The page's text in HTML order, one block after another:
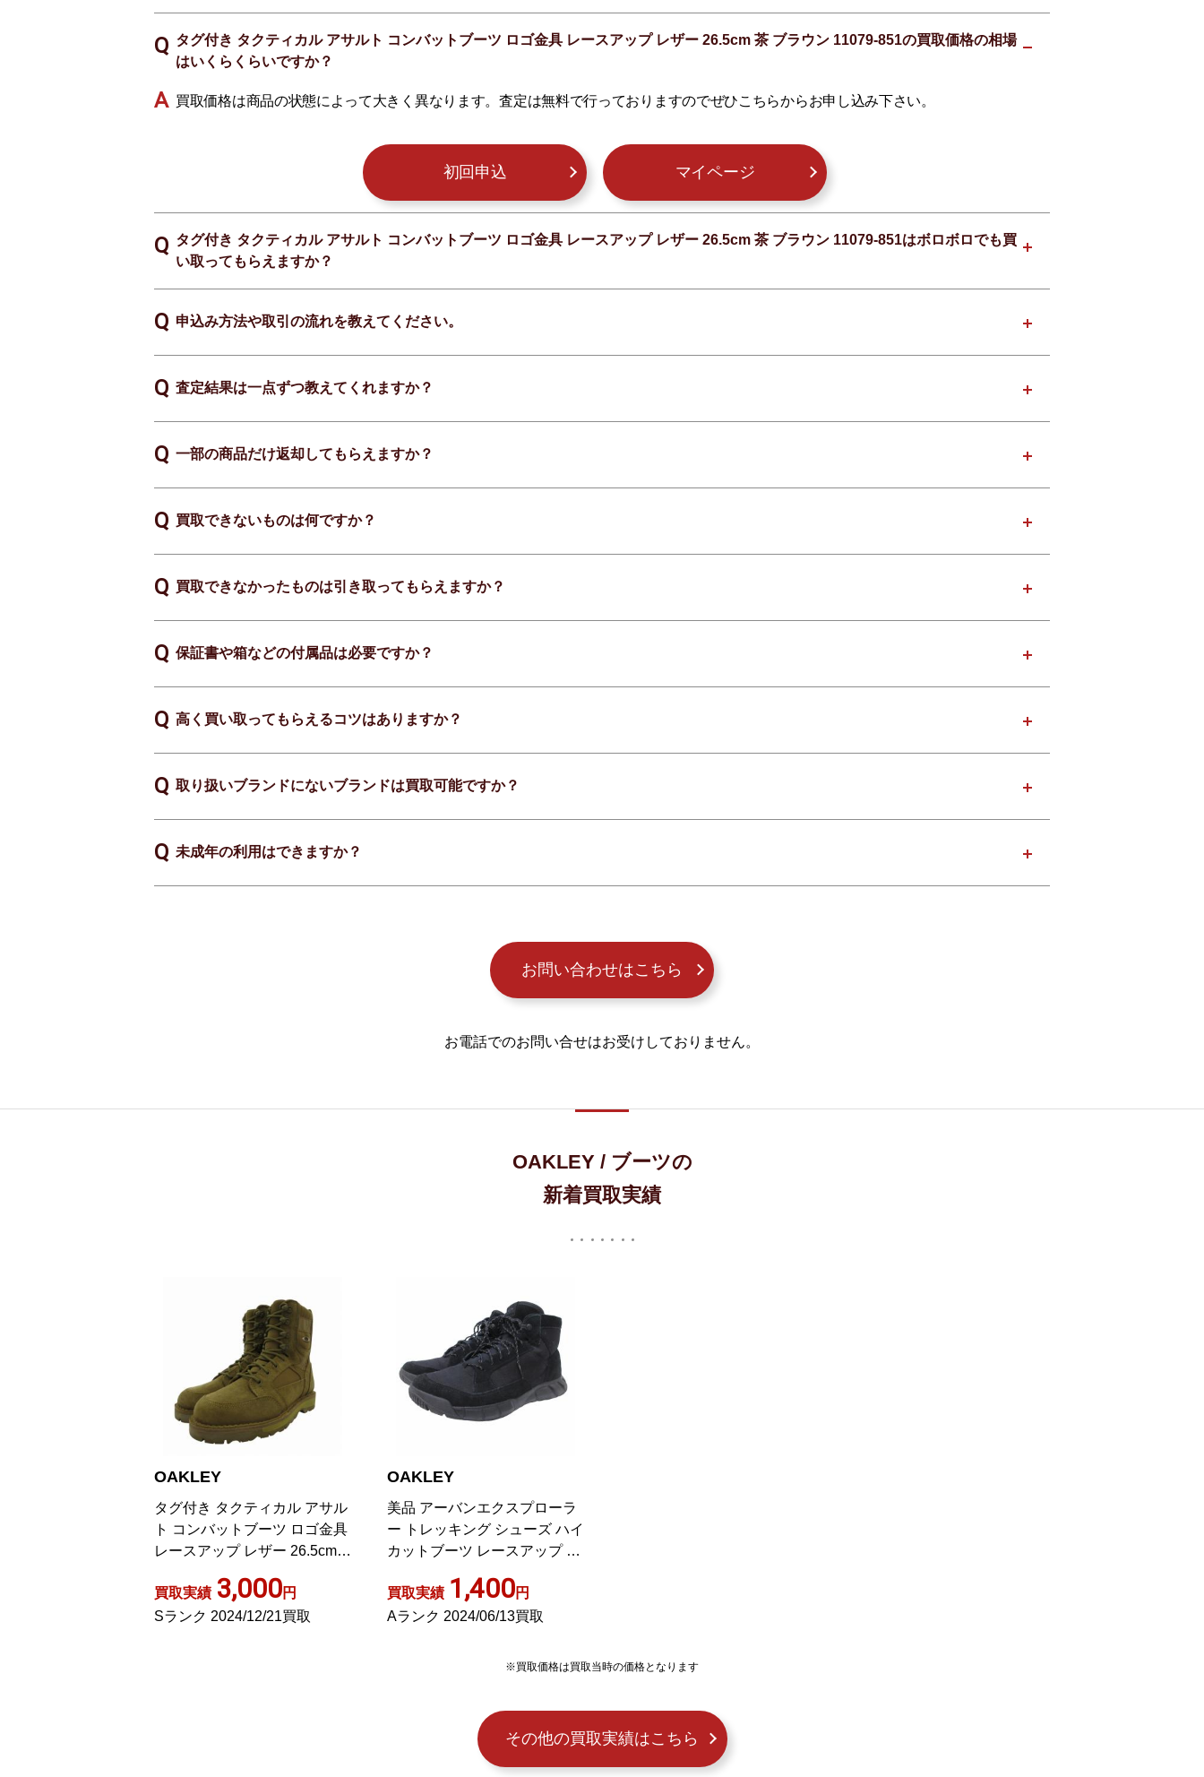
タグ付き タクティカル アサルト コンバットブーツ ロゴ金具 レースアップ レザー 26.5cm 茶 ブラウン 11079-851の買取価格の相場
はいくらくらいですか？
買取価格は商品の状態によって大きく異なります。査定は無料で行っておりますのでぜひこちらからお申し込み下さい。
初回申込 マイページ
タグ付き タクティカル アサルト コンバットブーツ ロゴ金具 レースアップ レザー 26.5cm 茶 ブラウン 11079-851はボロボロでも買
い取ってもらえますか？
申込み方法や取引の流れを教えてください。
査定結果は一点ずつ教えてくれますか？
一部の商品だけ返却してもらえますか？
買取できないものは何ですか？
買取できなかったものは引き取ってもらえますか？
保証書や箱などの付属品は必要ですか？
高く買い取ってもらえるコツはありますか？
取り扱いブランドにないブランドは買取可能ですか？
未成年の利用はできますか？
お問い合わせはこちら
お電話でのお問い合せはお受けしておりません。
OAKLEY / ブーツの
新着買取実績
OAKLEY
タグ付き タクティカル アサル
ト コンバットブーツ ロゴ金具
レースアップ レザー 26.5cm
買取実績 3,000円
Sランク 2024/12/21買取
OAKLEY
美品 アーバンエクスプローラ
ー トレッキング シューズ ハイ
カットブーツ レースアップ 黒
買取実績 1,400円
Aランク 2024/06/13買取
※買取価格は買取当時の価格となります
その他の買取実績はこちら